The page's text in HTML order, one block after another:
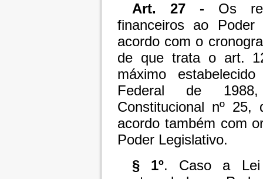
Art. 27 - Os
financeiros ao Poder
acordo com o
de que trata o art.
máximo
Federal de
Constitucional nº
acordo também com
Poder Legislativo.
§ 1º. Caso a Lei